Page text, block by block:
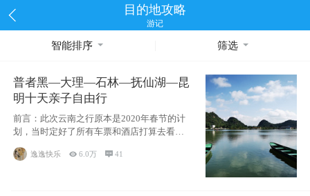
目的地攻略
游记
智能排序 筛选
普者黑—大理—石林—抚仙湖—昆
明十天亲子自由行
前言：此次云南之行原本是2020年春节的计
划，当时定好了所有车票和酒店打算去看红
嘴鸥，但是一场突如其来的
逸逸快乐 6.0万 41